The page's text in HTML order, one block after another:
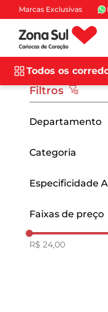
Marcas Exclusivas
Todos os
Filtros
Departamento
Categoria
Especificidade
Faixas de preço
R$ 24,00